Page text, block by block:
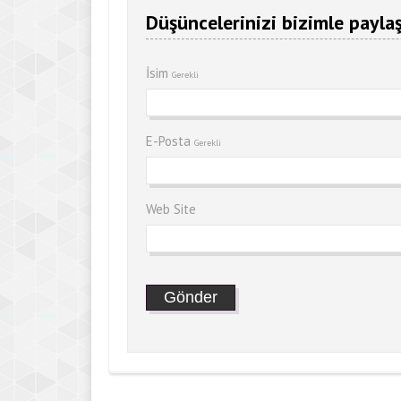
Düşüncelerinizi bizimle
İsim Gerekli
E-Posta Gerekli
Web Site